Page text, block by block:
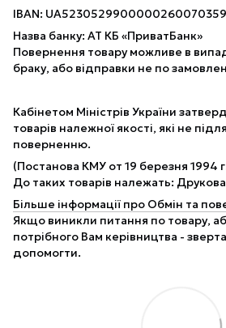
IBAN:
Назва банку: АТ КБ «ПриватБанк»
Повернення товару можливе в
браку, або відправки не по
Кабінетом Міністрів України
товарів належної якості, які не
поверненню.
(Постанова КМУ от 19 березня 1994
До таких товарів належать:
Більше інформації про Обмін та
Якщо виникли питання по товару,
потрібного Вам керівництва -
допомогти.